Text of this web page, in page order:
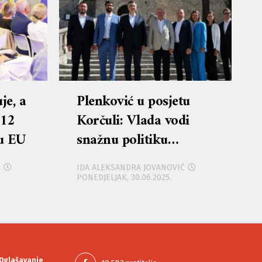
a
EU
Plenković u posjetu
Korčuli: Vlada vodi
snažnu politiku
ravnomjernog
regionalnog razvoja s
na otoke
IDA ALEKSANDRA JOVANOVIĆ
PONEDJELJAK, 30.06.2025.